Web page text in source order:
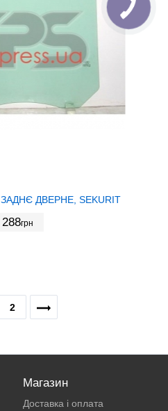
ДВЕРНЕ, SEKURIT
288грн
2
Магазин
Доставка і оплата